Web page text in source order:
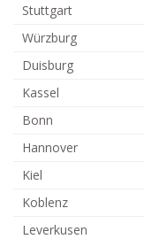
Stuttgart
Würzburg
Duisburg
Kassel
Bonn
Hannover
Kiel
Koblenz
Leverkusen